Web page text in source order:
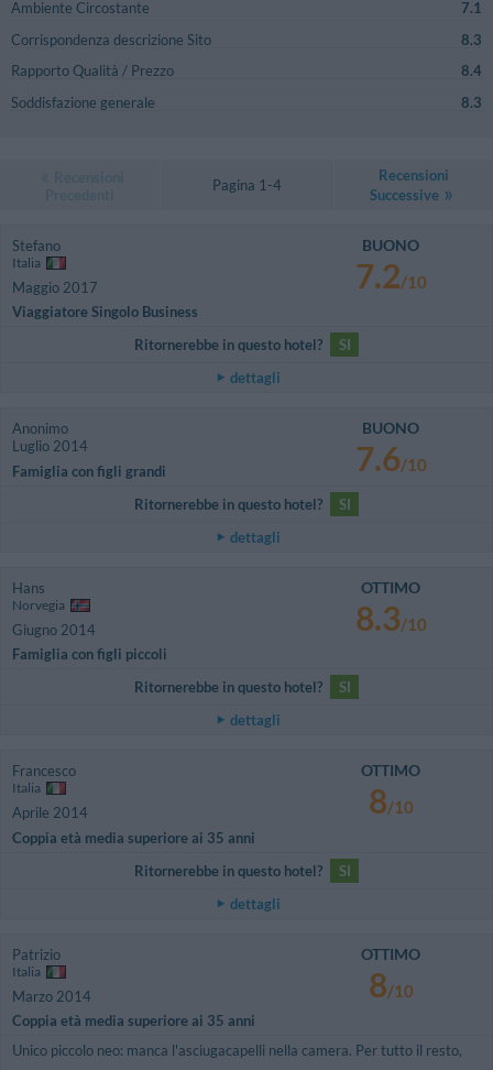
Ambiente Circostante
7.1
Corrispondenza descrizione Sito
8.3
Rapporto Qualità / Prezzo
8.4
Soddisfazione generale
8.3
Pagina 1-4
Recensioni
Successive
Stefano
Italia
Maggio 2017
Viaggiatore Singolo Business
BUONO
7.2/10
Ritornerebbe in questo hotel?
SI
dettagli
Anonimo
Luglio 2014
Famiglia con figli grandi
BUONO
7.6/10
Ritornerebbe in questo hotel?
SI
dettagli
Hans
Norvegia
Giugno 2014
Famiglia con figli piccoli
OTTIMO
8.3/10
Ritornerebbe in questo hotel?
SI
dettagli
Francesco
Italia
Aprile 2014
Coppia età media superiore ai 35 anni
OTTIMO
8/10
Ritornerebbe in questo hotel?
SI
dettagli
Patrizio
Italia
Marzo 2014
Coppia età media superiore ai 35 anni
OTTIMO
8/10
Unico piccolo neo: manca l'asciugacapelli nella camera. Per tutto il resto,